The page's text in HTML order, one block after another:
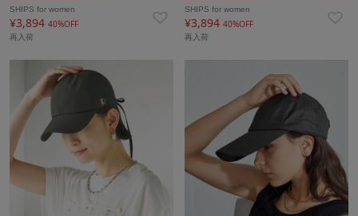
SHIPS for women
¥3,894 40%OFF
再入荷
SHIPS for women
¥3,89440%OFF
再入荷